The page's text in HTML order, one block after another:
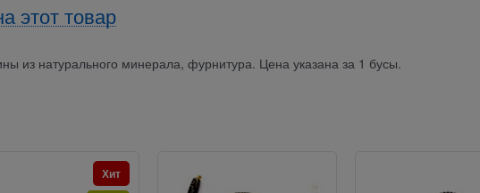
этот товар
из натурального минерала, фурнитура. Цена указана за 1 бусы.
Хит